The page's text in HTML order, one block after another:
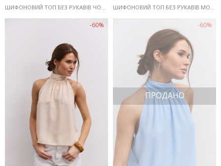
ШИФОНОВИЙ ТОП БЕЗ РУКАВІВ ЧОРНИЙ З ДРАПІРУВАННЯМ НА КОМІРІ ШИФОНОВИЙ ТОП БЕЗ РУКАВІВ МОЛОЧНИЙ З ДРАПІРУВАННЯМ НА КОМІРІ
-60% -60%
ПРОДАНО